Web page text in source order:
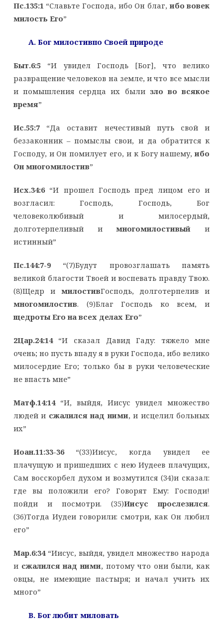
Пс.135:1“Славьте Господа, ибо Он благ,ибо вовек
милость Его”
A. Бог милостивпо Своей природе
Быт.6:5“И увидел Господь [Бог], что велико
развращение человеков на земле, и что все мысли
и помышления сердца их были зло во всякое
время”
Ис.55:7“Да оставит нечестивый путь свой и
беззаконник – помыслы свои, и да обратится к
Господу, и Он помилует его, и к Богу нашему,ибо
Он многомилостив”
Исх.34:6“И прошел Господь пред лицoм его и
возгласил: Господь, Господь, Бог
человеколюбивый и милосердый,
долготерпеливый имногомилостивый и
истинный”
Пс.144:7-9“(7)Будут провозглашать память
великой благости Твоей и воспевать правду Твою.
(8)Щедр и милостивГосподь, долготерпелив и
многомилостив. (9)Благ Господь ко всем, и
щедроты Его на всех делах Его”
2Цар.24:14“И сказал Давид Гаду: тяжело мне
очень; но пусть впаду я в руки Господа, ибо велико
милосердие Его; только бы в руки человеческие
не впасть мне”
Матф.14:14“И, выйдя, Иисус увидел множество
людей и сжалился над ними, и исцелил больных
их”
Иоан.11:33-36“(33)Иисус, когда увидел ее
плачущую и пришедших с нею Иудеев плачущих,
Сам восскорбел духом и возмутился (34)и сказал:
где вы положили его? Говорят Ему: Господи!
пойди и посмотри. (35)Иисус прослезился.
(36)Тогда Иудеи говорили: смотри, как Он любил
его”
Мар.6:34“Иисус, выйдя, увидел множество народа
и сжалился над ними, потому что они были, как
овцы, не имеющие пастыря; и начал учить их
много”
B. Бог любит миловать